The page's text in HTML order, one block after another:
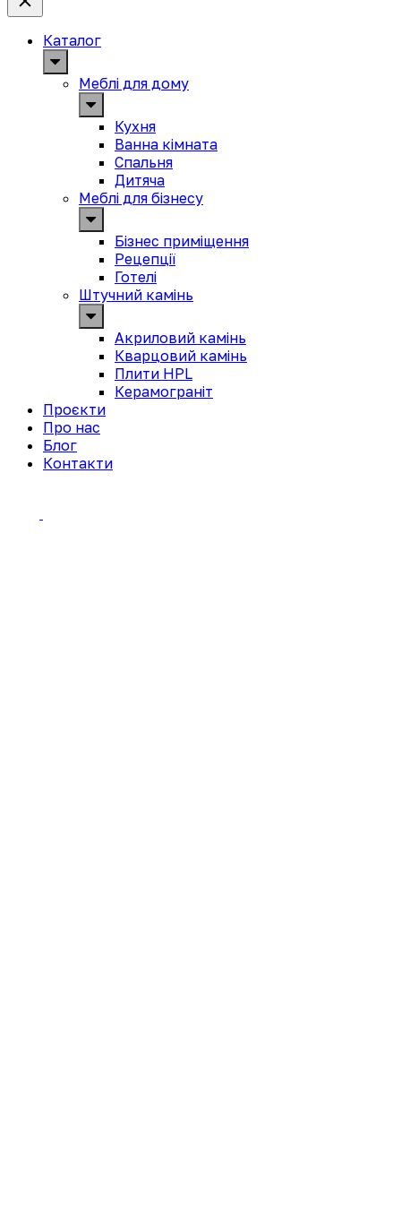
Каталог
Меблі для дому
Кухня
Ванна кімната
Спальня
Дитяча
Меблі для бізнесу
Бізнес приміщення
Рецепції
Готелі
Штучний камінь
Акриловий камінь
Кварцовий камінь
Плити HPL
Керамограніт
Проєкти
Про нас
Блог
Контакти